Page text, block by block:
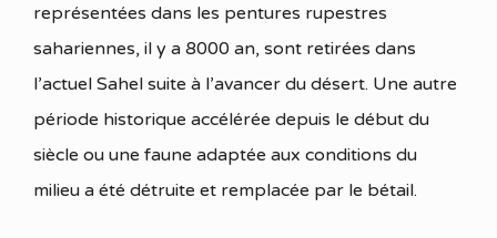
représentées dans les pentures rupestres
sahariennes, il y a 8000 an, sont retirées dans
l’actuel Sahel suite à l’avancer du désert. Une autre
période historique accélérée depuis le début du
siècle ou une faune adaptée aux conditions du
milieu a été détruite et remplacée par le bétail.